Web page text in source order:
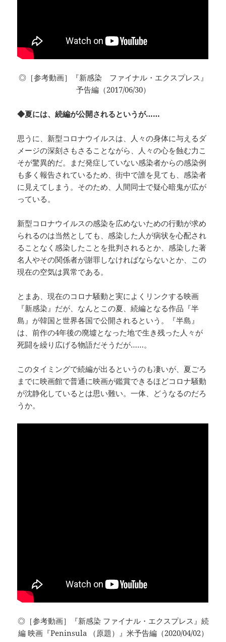
◎［参考動画］『新感染 ファイナル・エクスプレス』
予告編（2017/06/30）
◆夏には、続編が公開されるというが……
思うに、新型コロナウイルスは、人々の身体に与えるダ
メージの深刻さもさることながら、人々の心を蝕む力こ
そが驚異的だ。まだ発症していない感染者からの感染例
も多く報告されているため、街中で誰を見ても、感染者
に見えてしまう。そのため、人間同士で疑心暗鬼が広が
っている。
新型コロナウイルスの感染を広めないための行動が求め
られるのは当然としても、感染した人が病状を心配され
ることなく感染したことを批判されるとか、感染した著
名人やその関係者が謝罪しなければならないとか、この
現在の空気は異常である。
とまあ、現在のコロナ騒動と実によくリンクする映画
『新感染』だが、なんとこの夏、続編となる作品『半
島』が韓国と世界各国で公開されるという。『半島』
は、前作の4年後の廃墟となった地で生き残った人々が
死闘を繰り広げる物語だそうだが……。
このタイミングで続編が出るというのも凄いが、夏ごろ
までに映画館で普通に映画が鑑賞できるほどコロナ騒動
が沈静化しているとは思い難い。一体、どうなるのだろ
うか。
◎［参考動画］『新感染 ファイナル・エクスプレス』続
編 映画『Peninsula （原題）』米予告編（2020/04/02）